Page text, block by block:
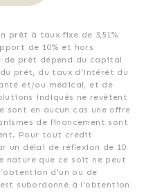
prêt à taux fixe de 3,51%
de 10% et hors
de prêt dépend du capital
prêt, du taux d'intérêt du
et/ou médical, et de
indiqués ne revêtent
sont en aucun cas une offre
de financement sont
Pour tout crédit
un délai de réflexion de 10
nature que ce soit ne peut
d'un ou de
subordonné à l'obtention